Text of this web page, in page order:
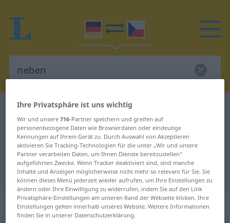
Deutsch-Tschechisch Wörterbuch
Deutsch-Tschechisch Übersetzung
für "neben"
"neben" Tschechisch Übersetzung
„neben“: Präposition
Ihre Privatsphäre ist uns wichtig
Wir und unsere716-Partner speichern und greifen auf
personenbezogene Daten wie Browserdaten oder eindeutige
Kennungen auf Ihrem Gerät zu. Durch Auswahl von Akzeptieren
aktivieren Sie Tracking-Technologien für die unter „Wir und unsere
Partner verarbeiten Daten, um Ihnen Dienste bereitzustellen“
aufgeführten Zwecke. Wenn Tracker deaktiviert sind, sind manche
Inhalte und Anzeigen möglicherweise nicht mehr so relevant für Sie. Sie
können dieses Menü jederzeit wieder aufrufen, um Ihre Einstellungen zu
ändern oder Ihre Einwilligung zu widerrufen, indem Sie auf den Link
Privatsphäre-Einstellungen am unteren Rand der Webseite klicken. Ihre
Einstellungen gelten innerhalb unseres Website. Weitere Informationen
finden Sie in unserer Datenschutzerklärung.